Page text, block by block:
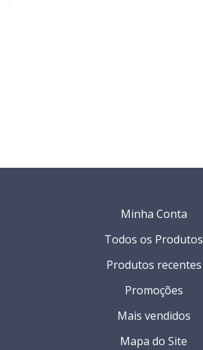
Minha Conta
Todos os Produtos
Produtos recentes
Promoções
Mais vendidos
Mapa do Site